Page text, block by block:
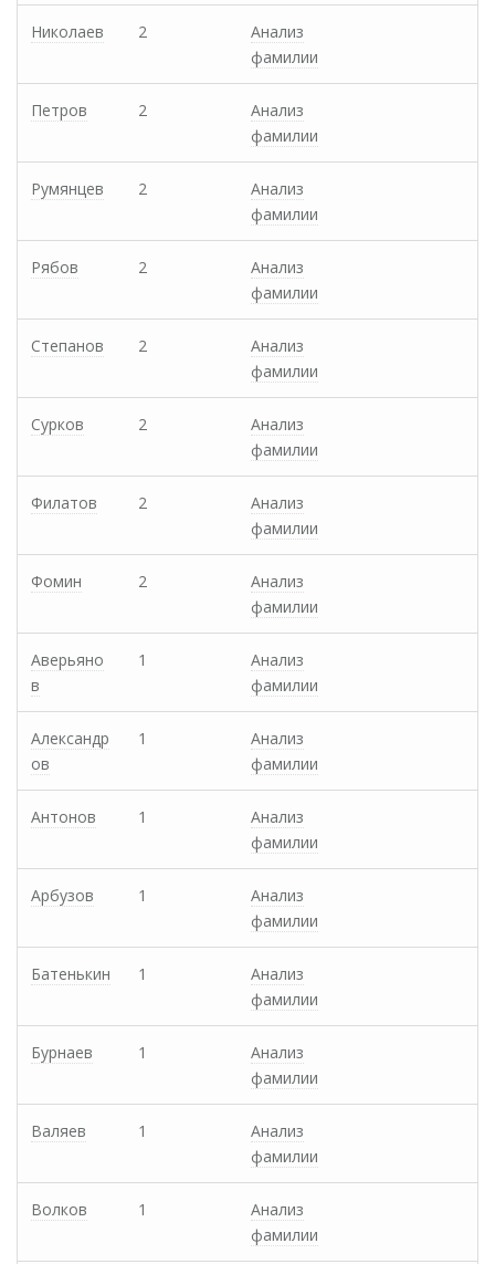
Николаев 2
Анализ
фамилии
Петров 2
Анализ
фамилии
Румянцев 2
Анализ
фамилии
Рябов 2
Анализ
фамилии
Степанов 2
Анализ
фамилии
Сурков 2
Анализ
фамилии
Филатов 2
Анализ
фамилии
Фомин 2
Анализ
фамилии
Аверьяно
в
1
Анализ
фамилии
Александр
ов
1
Анализ
фамилии
Антонов 1
Анализ
фамилии
Арбузов 1
Анализ
фамилии
Батенькин 1
Анализ
фамилии
Бурнаев 1
Анализ
фамилии
Валяев 1
Анализ
фамилии
Волков 1
Анализ
фамилии